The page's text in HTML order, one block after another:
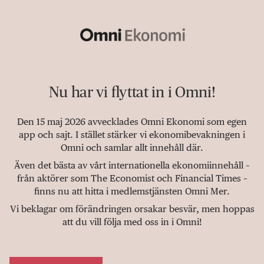
Nu har vi flyttat in i Omni!
Den 15 maj 2026 avvecklades Omni Ekonomi som egen
app och sajt. I stället stärker vi ekonomibevakningen i
Omni och samlar allt innehåll där.
Även det bästa av vårt internationella ekonomiinnehåll –
från aktörer som The Economist och Financial Times –
finns nu att hitta i medlemstjänsten Omni Mer.
Vi beklagar om förändringen orsakar besvär, men hoppas
att du vill följa med oss in i Omni!